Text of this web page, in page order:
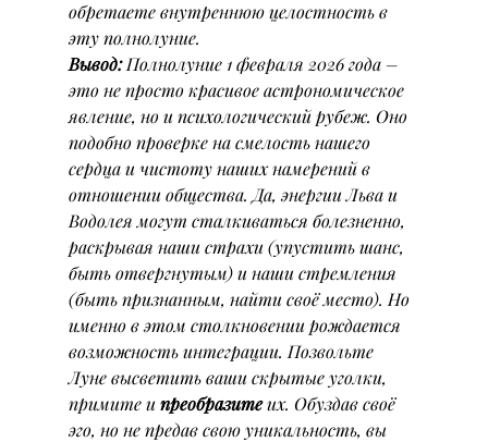
обретаете внутреннюю целостность в
эту полнолуние.
Вывод: Полнолуние 1 февраля 2026 года –
это не просто красивое астрономическое
явление, но и психологический рубеж. Оно
подобно проверке на смелость нашего
сердца и чистоту наших намерений в
отношении общества. Да, энергии Льва и
Водолея могут сталкиваться болезненно,
раскрывая наши страхи (упустить шанс,
быть отвергнутым) и наши стремления
(быть признанным, найти своё место). Но
именно в этом столкновении рождается
возможность интеграции. Позвольте
Луне высветить ваши скрытые уголки,
примите и преобразите их. Обуздав своё
эго, но не предав свою уникальность, вы